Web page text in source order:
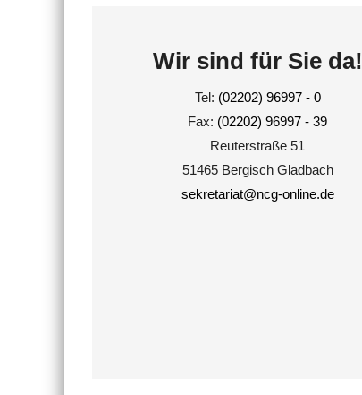
Wir sind für Sie da!
Tel: (02202) 96997 - 0
Fax: (02202) 96997 - 39
Reuterstraße 51
51465 Bergisch Gladbach
sekretariat@ncg-online.de